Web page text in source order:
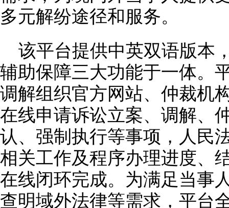
多元解纷途径和服务。
该平台提供中英双语版本
辅助保障三大功能于一体。
调解组织官方网站、仲裁机
在线申请诉讼立案、调解、
认、强制执行等事项，人民
相关工作及程序办理进度、
在线闭环完成。为满足当事
查明域外法律等需求，平台